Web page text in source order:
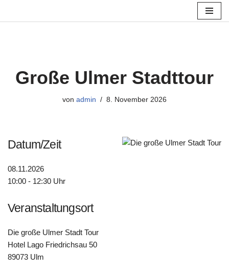
Große Ulmer Stadttour
von admin 8. November 2026
Datum/Zeit
08.11.2026
10:00 - 12:30 Uhr
Veranstaltungsort
Die große Ulmer Stadt Tour
Hotel Lago Friedrichsau 50
89073 Ulm